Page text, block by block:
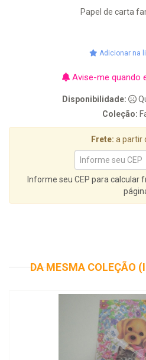
Papel de carta
Adicionar na
Avise-me quando
Disponibilidade:
Coleção:
Frete: a partir
Informe seu CEP para calcular
DA MESMA COLEÇÃO